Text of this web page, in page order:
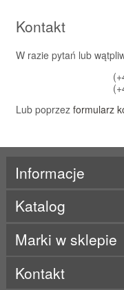
Kontakt
W razie pytań lub
Lub poprzez formularz
Informacje
Katalog
Marki w sklepie
ALE
Beet It
Kontakt